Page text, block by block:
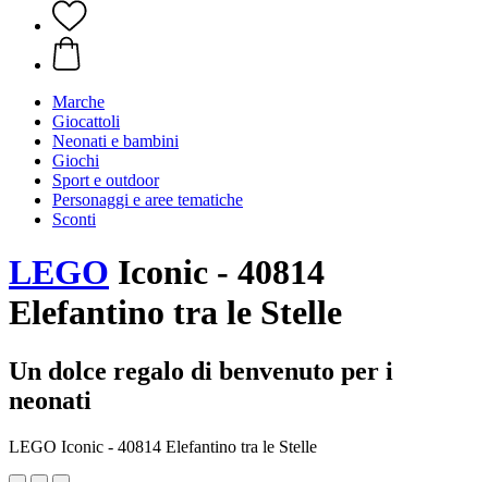
Marche
Giocattoli
Neonati e bambini
Giochi
Sport e outdoor
Personaggi e aree tematiche
Sconti
LEGO Iconic - 40814
Elefantino tra le Stelle
Un dolce regalo di benvenuto per i
neonati
LEGO Iconic - 40814 Elefantino tra le Stelle